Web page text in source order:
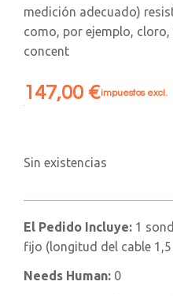
medición adecuado)
como, por ejemplo,
concent
147,00 €impuestos excl.
Sin existencias
El Pedido Incluye: 1
fijo (longitud del cable 1,5
Needs Human: 0